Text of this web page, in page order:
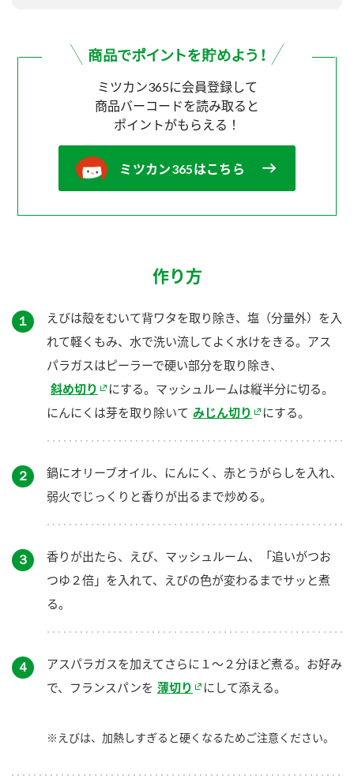
ミツカン365に会員登録して
商品バーコードを読み取ると
ポイントがもらえる！
ミツカン365はこちら
作り方
１
えびは殻をむいて背ワタを取り除き、塩（分量外）を入
れて軽くもみ、水で洗い流してよく水けをきる。アス
パラガスはピーラーで硬い部分を取り除き、
斜め切り
にする。マッシュルームは縦半分に切る。
にんにくは芽を取り除いて みじん切り にする。
２
鍋にオリーブオイル、にんにく、赤とうがらしを入れ、
弱火でじっくりと香りが出るまで炒める。
３
香りが出たら、えび、マッシュルーム、「追いがつお
つゆ２倍」を入れて、えびの色が変わるまでサッと煮
る。
４
アスパラガスを加えてさらに１～２分ほど煮る。お好み
で、フランスパンを 薄切り にして添える。
※えびは、加熱しすぎると硬くなるためご注意ください。